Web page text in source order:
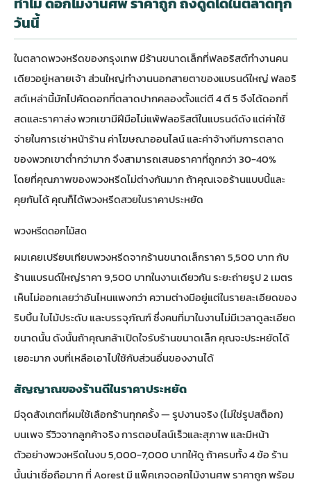
วันนี้
ในตลาดพวงหรีดของกรุงเทพ มีร้านขนาดเล็กที่ฟลอริสต์ทำงานคน
เดียวอยู่หลายเจ้า ส่วนใหญ่ทำงานนอกสายตาของแบรนด์ใหญ่ ฟลอริ
สต์เหล่านี้มักไปคัดดอกที่ตลาดปากคลองตั้งแต่ตี 4 ตี 5 จึงได้ดอกที่
สดและราคาส่ง พวกเขามีฝีมือไม่แพ้ฟลอริสต์ในแบรนด์ดัง แต่ค่าใช้
จ่ายในการเช่าหน้าร้าน ค่าโฆษณาออนไลน์ และค่าจ้างทีมการตลาด
ของพวกเขาต่ำกว่ามาก จึงสามารถเสนอราคาที่ถูกกว่า 30-40%
โดยที่คุณภาพของพวงหรีดไม่ต่างกันมาก ถ้าคุณเจอร้านแบบนี้และ
คุยกันได้ คุณก็ได้พวงหรีดสวยในราคาประหยัด
พวงหรีดดอกไม้สด
ผมเคยเปรียบเทียบพวงหรีดจากร้านขนาดเล็กราคา 5,500 บาท กับ
ร้านแบรนด์ใหญ่ราคา 9,500 บาทในงานเดียวกัน ระยะถ่ายรูป 2 เมตร
เห็นไม่ออกเลยว่าอันไหนแพงกว่า ความต่างมีอยู่แต่ในรายละเอียดของ
ริบบิ้น ใบไม้ประดับ และบรรจุภัณฑ์ ซึ่งคนที่มาในงานไม่มีเวลาดูละเอียด
ขนาดนั้น ดังนั้นถ้าคุณกล้าเปิดใจรับร้านขนาดเล็ก คุณจะประหยัดได้
เยอะมาก งบที่เหลือเอาไปใช้กับส่วนอื่นของงานได้
สัญญาณของร้านดีในราคาประหยัด
มีจุดสังเกตที่ผมใช้เลือกร้านทุกครั้ง — รูปงานจริง (ไม่ใช่รูปสต็อก)
บนเพจ รีวิวจากลูกค้าจริง การตอบไลน์เร็วและสุภาพ และมีหน้า
ตัวอย่างพวงหรีดในงบ 5,000-7,000 บาทให้ดู ถ้าครบทั้ง 4 ข้อ ร้าน
นั้นน่าเชื่อถือมาก ที่ Aorest มีแพ็คเกจดอกไม้งานศพ ราคาถูก พร้อม